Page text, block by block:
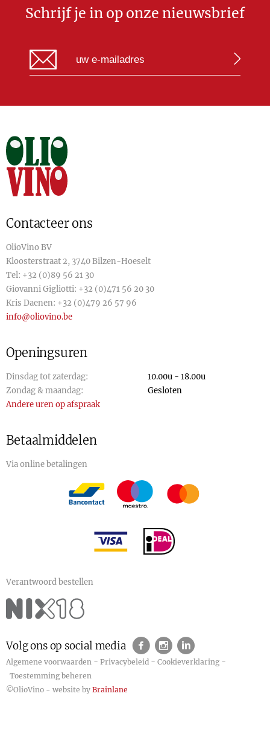
Schrijf je in op onze nieuwsbrief
Contacteer ons
OlioVino BV
Kloosterstraat 2, 3740 Bilzen-Hoeselt
Tel: +32 (0)89 56 21 30
Giovanni Gigliotti: +32 (0)471 56 20 30
Kris Daenen: +32 (0)479 26 57 96
info@oliovino.be
Openingsuren
Dinsdag tot zaterdag:
10.00u - 18.00u
Zondag & maandag:
Gesloten
Andere uren op afspraak
Betaalmiddelen
Via online betalingen
Verantwoord bestellen
Volg ons op social media
Algemene voorwaarden -Privacybeleid -Cookieverklaring -
Toestemming beheren
©OlioVino - website byBrainlane